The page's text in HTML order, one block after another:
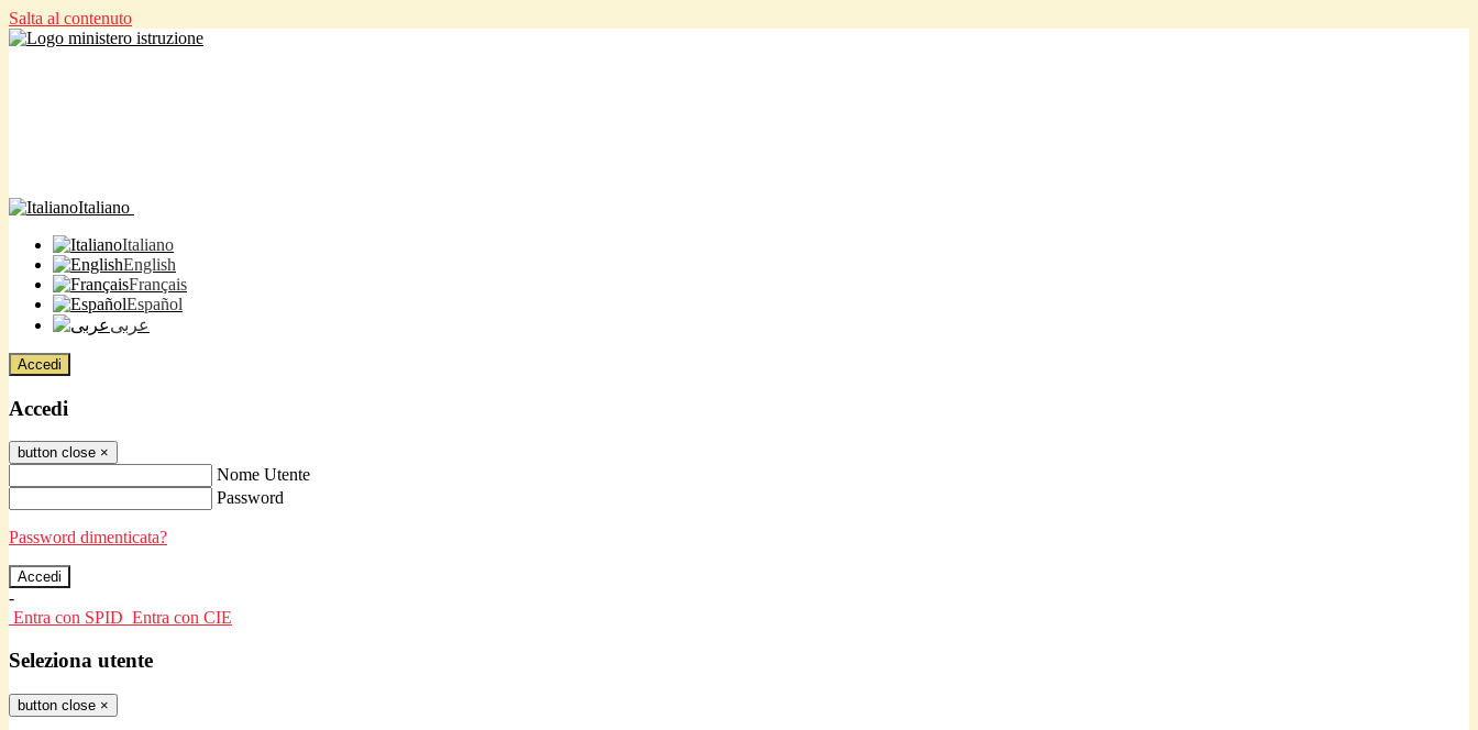
Salta al contenuto
Italiano
Italiano
English
Français
Español
عربى
Accedi
Accedi
button close ×
Nome Utente
Password
Password dimenticata?
-
Entra con SPID Entra con CIE
Seleziona utente
button close ×